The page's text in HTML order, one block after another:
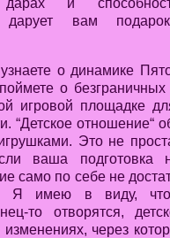
и
дарует вам подарок
о динамике
о безграничных
игровой площадке
“Детское отношение“
Это не
ваша подготовка
само по себе не
Я имею в виду,
то отворятся,
изменениях, через